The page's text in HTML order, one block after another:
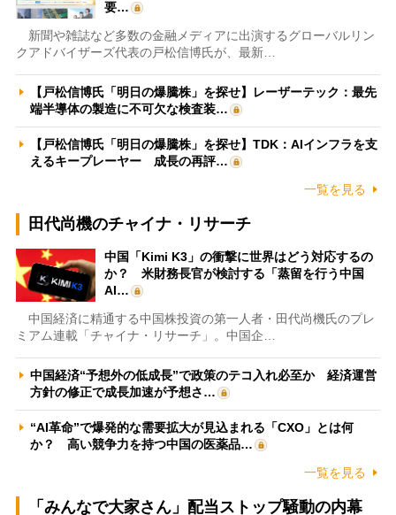
要…
新聞や雑誌など多数の金融メディアに出演するグローバルリン
クアドバイザーズ代表の戸松信博氏が、最新…
【戸松信博氏「明日の爆騰株」を探せ】レーザーテック：最先
端半導体の製造に不可欠な検査装…
【戸松信博氏「明日の爆騰株」を探せ】TDK：AIインフラを支
えるキープレーヤー 成長の再評…
一覧を見る
田代尚機のチャイナ・リサーチ
中国「Kimi K3」の衝撃に世界はどう対応するの
か？ 米財務長官が検討する「蒸留を行う中国
AI…
中国経済に精通する中国株投資の第一人者・田代尚機氏のプレ
ミアム連載「チャイナ・リサーチ」。中国企…
中国経済“予想外の低成長”で政策のテコ入れ必至か 経済運営
方針の修正で成長加速が予想さ…
“AI革命”で爆発的な需要拡大が見込まれる「CXO」とは何
か？ 高い競争力を持つ中国の医薬品…
一覧を見る
「みんなで大家さん」配当ストップ騒動の内幕